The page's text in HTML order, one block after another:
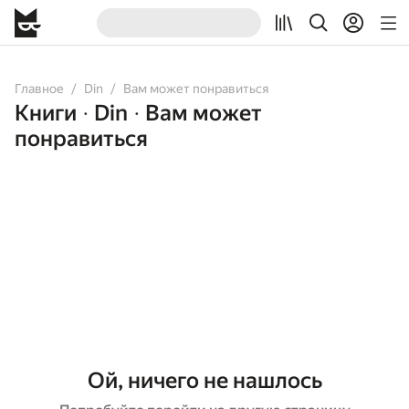
Главное Din Вам может понравиться
Книги • Din •
Вам может
понравиться
Ой, ничего не нашлось